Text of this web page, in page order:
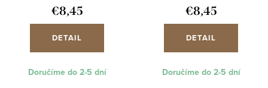
€8,45
DETAIL
Doručíme do 2-5 dní
€8,45
DETAIL
Doručíme do 2-5 dní